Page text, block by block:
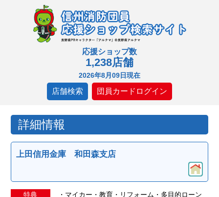
応援ショップ数
1,238店舗
2026年8月09日現在
店舗検索 団員カードログイン
詳細情報
上田信用金庫 和田森支店
特典
・マイカー・教育・リフォーム・多目的ローン